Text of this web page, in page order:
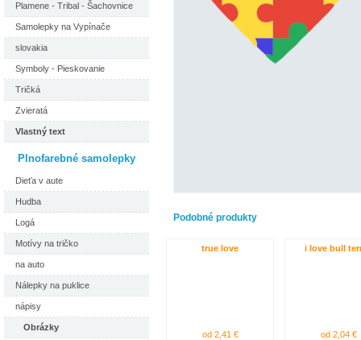
Plamene - Tribal - Šachovnice
Samolepky na Vypínače
slovakia
Symboly - Pieskovanie
Tričká
Zvieratá
Vlastný text
Plnofarebné samolepky
Dieťa v aute
Hudba
Logá
Motívy na tričko
na auto
Nálepky na puklice
nápisy
Obrázky
Podobné produkty
true love
od 2,41 €
i love bull
od 2,04 €